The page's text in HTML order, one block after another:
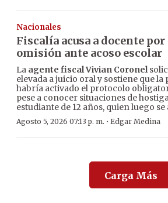
Nacionales
Fiscalía acusa a docente por
omisión ante acoso escolar
La agente fiscal Vivian Coronel
elevada a juicio oral y sostiene que
habría activado el protocolo
pese a conocer situaciones de
estudiante de 12 años, quien luego
Agosto 5, 2026 07:13 p. m. · Edgar Medina
Carga Más